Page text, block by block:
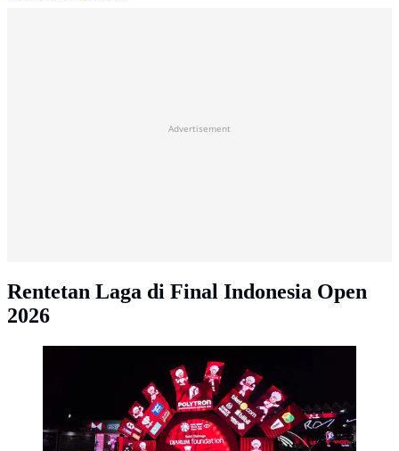
Advertisement
Rentetan Laga di Final Indonesia Open
2026